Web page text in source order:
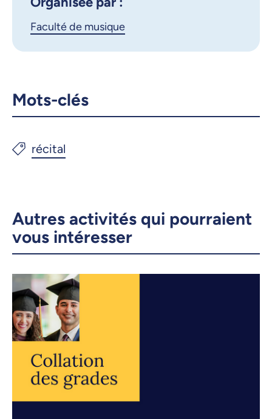
Faculté de musique
Mots-clés
Autres activités qui pourraient
vous intéresser